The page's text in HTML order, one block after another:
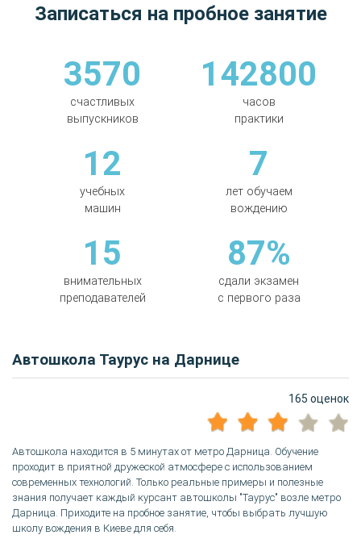
Записаться на пробное занятие
3570
счастливых
выпускников
142800
часов
практики
12
учебных
машин
7
лет обучаем
вождению
15
внимательных
преподавателей
87%
сдали экзамен
с первого раза
Автошкола Таурус на Дарнице
165 оценок
Автошкола находится в 5 минутах от метро Дарница. Обучение
проходит в приятной дружеской атмосфере с использованием
современных технологий. Только реальные примеры и полезные
знания получает каждый курсант автошколы "Таурус" возле метро
Дарница. Приходите на пробное занятие, чтобы выбрать лучшую
школу вождения в Киеве для себя.